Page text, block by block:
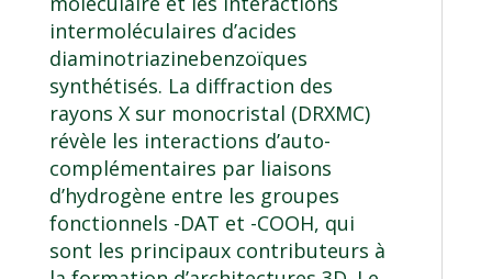
intermoléculaires d’acides
diaminotriazinebenzoïques
synthétisés. La diffraction des
rayons X sur monocristal (DRXMC)
révèle les interactions d’auto-
complémentaires par liaisons
d’hydrogène entre les groupes
fonctionnels -DAT et -COOH, qui
sont les principaux contributeurs à